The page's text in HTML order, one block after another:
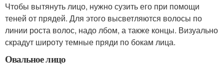
Чтобы вытянуть лицо, нужно сузить его при помощи
теней от прядей. Для этого высветляются волосы по
линии роста волос, надо лбом, а также концы. Визуально
скрадут широту темные пряди по бокам лица.
Овальное лицо